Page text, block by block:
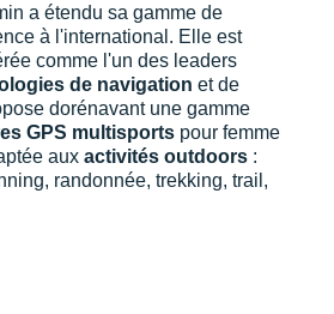
a étendu sa gamme de
à l'international. Elle est
comme l'un des leaders
de navigation et de
dorénavant une gamme
GPS multisports pour femme
aux activités outdoors :
randonnée, trekking, trail,